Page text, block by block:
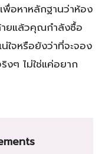
พื่อหาหลักฐานว่าห้อง
ายแล้วคุณกำลังซื้อ
จหรือยังว่าที่จะจอง
งๆ ไม่ใช่แค่อยาก